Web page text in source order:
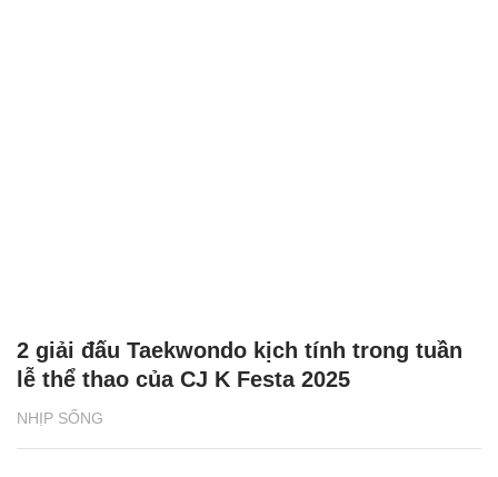
NHỊP SỐNG
2 giải đấu Taekwondo kịch tính trong tuần
lễ thể thao của CJ K Festa 2025